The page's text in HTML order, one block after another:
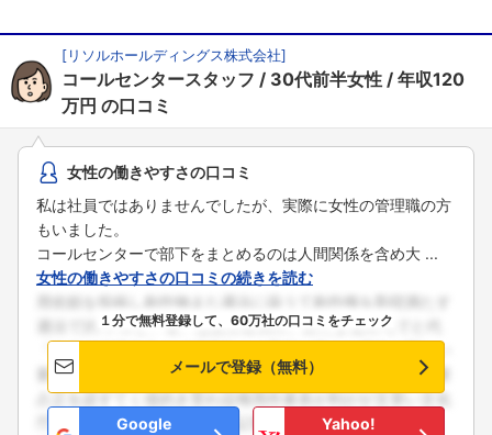
[リソルホールディングス株式会社]
コールセンタースタッフ 30代前半女性
年収120
万円 の口コミ
女性の働きやすさの口コミ
私は社員ではありませんでしたが、実際に女性の管理職の方
もいました。
コールセンターで部下をまとめるのは人間関係を含め大 ...
女性の働きやすさの口コミの続きを読む
１分で無料登録して、60万社の口コミをチェック
メールで登録（無料）
Google Yahoo!